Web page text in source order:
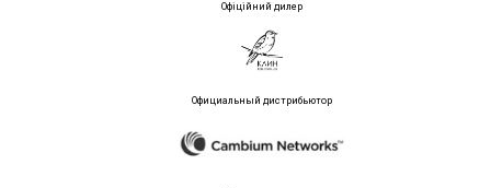
Офіційний дилер
Официальный дистрибьютор